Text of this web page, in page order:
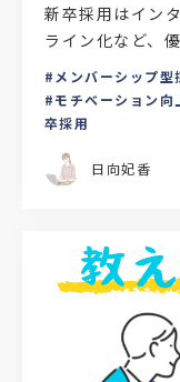
新卒採用はイン
ライン化など、
多様化しつつあ
利用した従来の
メンバーシップ型
モチベーション向
卒採用
日向妃香